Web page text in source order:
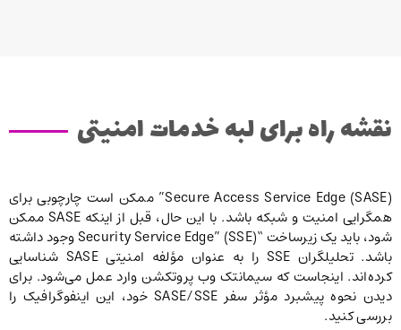
نقشه راه برای لبه خدمات امنیتی
Secure Access Service Edge (SASE)” ممکن است چارچوبی برای
همگرایی امنیت و شبکه باشد. با این حال، قبل از اینکه SASE ممکن
شود، باید یک زیرساخت “Security Service Edge” (SSE) وجود داشته
باشد. تحلیلگران SSE را به عنوان مؤلفه امنیتی SASE شناسایی
کرده‌اند. اینجاست که سیمانتک وب پروتکشن وارد عمل می‌شود. برای
دیدن نحوه پیشبرد مؤثر سفر SASE/SSE خود، این اینفوگرافیک را
بررسی کنید.